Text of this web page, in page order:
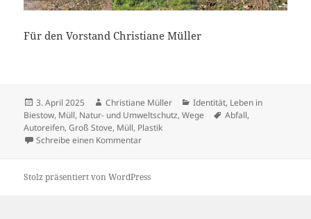
Für den Vorstand Christiane Müller
Veröffentlicht
am
3. April 2025 Autor
Christiane Müller Kategorien
Identität, Leben in
Biestow, Müll, Natur- und Umweltschutz,Wege Schlagwörter
Abfall,
Autoreifen,Groß Stove, Müll, Plastik
Schreibe einen Kommentarzu Müllplatz an der Groß Stover Straße
Stolz präsentiert von WordPress